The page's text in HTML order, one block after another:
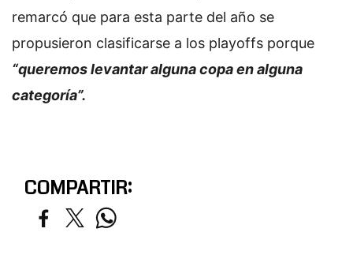
remarcó que para esta parte del año se
propusieron clasificarse a los playoffs porque
“queremos levantar alguna copa en alguna
categoría”.
COMPARTIR: